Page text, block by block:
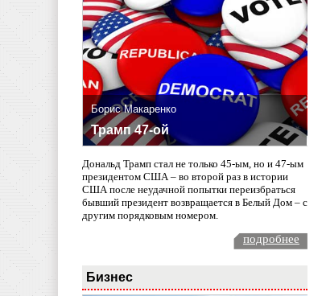
Борис Макаренко
Трамп 47-ой
Дональд Трамп стал не только 45-ым, но и 47-ым
президентом США – во второй раз в истории
США после неудачной попытки переизбраться
бывший президент возвращается в Белый Дом – с
другим порядковым номером.
подробнее
Бизнес